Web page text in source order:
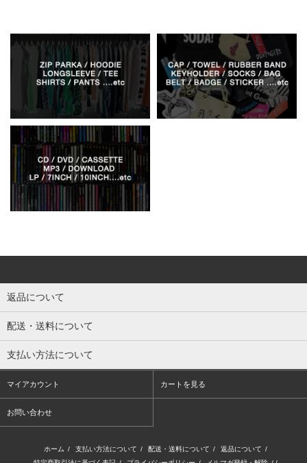
返品について
配送・送料について
支払い方法について
マイアカウント カートを見る
お問い合わせ
ホーム / 支払い方法について / 配送・送料について / 返品について /